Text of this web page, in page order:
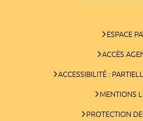
ESPACE
ACCÈS
ACCESSIBILITÉ :
MENTIONS
PROTECTION